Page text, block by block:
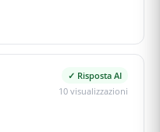
✓ Risposta AI
10 visualizzazioni